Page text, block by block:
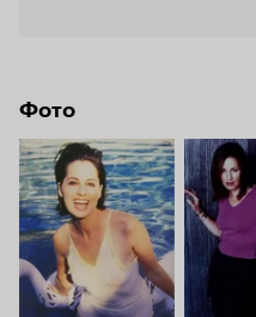
Фото